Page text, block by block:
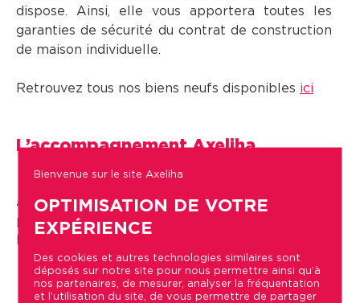
dispose. Ainsi, elle vous apportera toutes les
garanties de sécurité du contrat de construction
de maison individuelle.
Retrouvez tous nos biens neufs disponibles ici
L’accompagnement Axeliha
Axeliha, ce sont des collaborateurs engagés et
présents depuis de longues années au service de
l’accession des habitants de la région :
Une équipe commerciale pour étudier les
projets et accompagner les clients
Bienvenue sur le site Axeliha
OPTIMISATION DE VOTRE
EXPÉRIENCE
Des cookies et autres technologies similaires sont
déposés sur notre site pour nous permettre ainsi qu’à
nos partenaires, de mesurer, analyser la fréquentation
et l’utilisation du site, de vous permettre de partager